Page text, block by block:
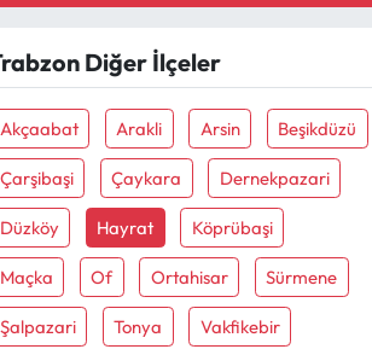
Diğer İlçeler
Akçaabat Arakli Arsin Beşikdüzü
Çarşibaşi Çaykara Dernekpazari
Düzköy Hayrat Köprübaşi
Maçka Of Ortahisar Sürmene
Şalpazari Tonya Vakfikebir